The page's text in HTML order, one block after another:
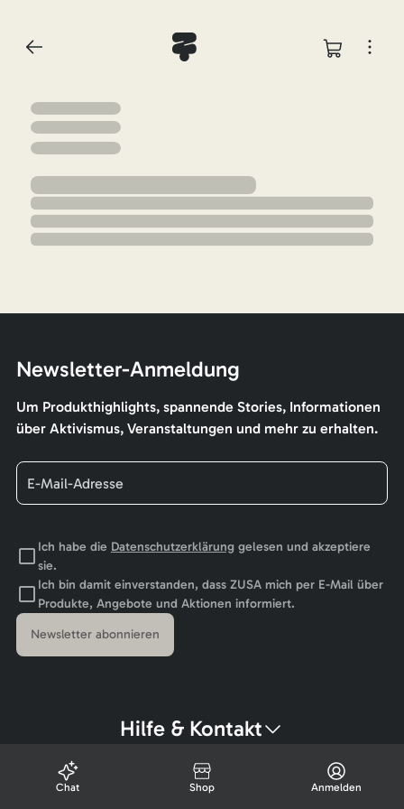
Newsletter-Anmeldung
Um Produkthighlights, spannende Stories, Informationen
über Aktivismus, Veranstaltungen und mehr zu erhalten.
Ich habe die Datenschutzerklärunggelesen und akzeptiere
sie.
Ich bin damit einverstanden, dass ZUSA mich per E-Mail über
Produkte, Angebote und Aktionen informiert.
Newsletter abonnieren
Hilfe & Kontakt
Chat Shop Anmelden